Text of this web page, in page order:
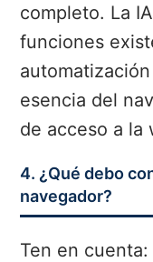
completo. La
funciones
esencia del
de acceso a la
4. ¿Qué debo
navegador?
Ten en